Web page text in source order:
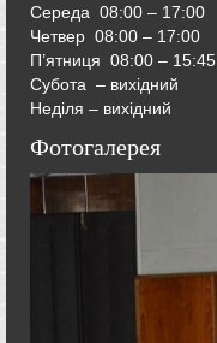
Середа 08:00 – 17:00
Четвер 08:00 – 17:00
П’ятниця 08:00 – 15:45
Субота – вихідний
Неділя – вихідний
Фотогалерея